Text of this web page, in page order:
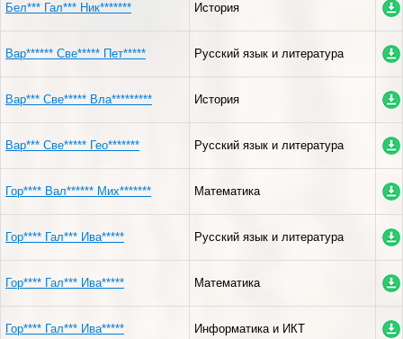
Бел*** Гал*** Ник******* История
Вар****** Све***** Пет***** Русский язык и литература
Вар*** Све***** Вла********* История
Вар*** Све***** Гео******* Русский язык и литература
Гор**** Вал****** Мих******* Математика
Гор**** Гал*** Ива***** Русский язык и литература
Гор**** Гал*** Ива***** Математика
Гор**** Гал*** Ива***** Информатика и ИКТ